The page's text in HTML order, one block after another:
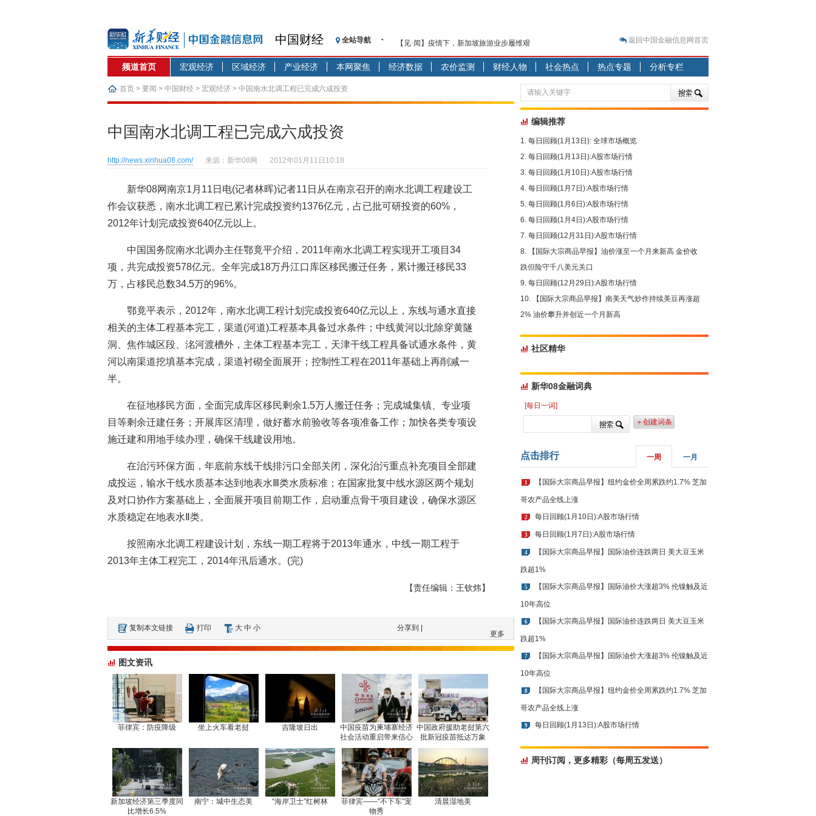
中国财经 全站导航
【见·闻】疫情下，新加坡旅游业步履维艰
记者手记：疫情下的香港零售业如何浴火重生？
【见·闻】疫情下一家香港传统零售商的转型突围之旅
济安金信：中国基金市场数据分析周报（2020. 07.27—2020.07.31）
【新华财经调查】同业存单、结构性存款玩起“跷跷板” 结构性失衡藏
沥青期货连续两日涨逾3% 沪银及两粕涨势喜人
恒生聚源：北斗收官之星发射成功，全产业链解析
返回中国金融信息网首页
频道首页 宏观经济 区域经济 产业经济 本网聚焦 经济数据 农价监测 财经人物 社会热点 热点专题 分析专栏
首页 > 要闻 > 中国财经 > 宏观经济 > 中国南水北调工程已完成六成投资
中国南水北调工程已完成六成投资
http://news.xinhua08.com/ 来源：新华08网 2012年01月11日10:18
新华08网南京1月11日电(记者林晖)记者11日从在南京召开的南水北调工程建设工
作会议获悉，南水北调工程已累计完成投资约1376亿元，占已批可研投资的60%，
2012年计划完成投资640亿元以上。
中国国务院南水北调办主任鄂竟平介绍，2011年南水北调工程实现开工项目34
项，共完成投资578亿元。全年完成18万丹江口库区移民搬迁任务，累计搬迁移民33
万，占移民总数34.5万的96%。
鄂竟平表示，2012年，南水北调工程计划完成投资640亿元以上，东线与通水直接
相关的主体工程基本完工，渠道(河道)工程基本具备过水条件；中线黄河以北除穿黄隧
洞、焦作城区段、洺河渡槽外，主体工程基本完工，天津干线工程具备试通水条件，黄
河以南渠道挖填基本完成，渠道衬砌全面展开；控制性工程在2011年基础上再削减一
半。
在征地移民方面，全面完成库区移民剩余1.5万人搬迁任务；完成城集镇、专业项
目等剩余迁建任务；开展库区清理，做好蓄水前验收等各项准备工作；加快各类专项设
施迁建和用地手续办理，确保干线建设用地。
在治污环保方面，年底前东线干线排污口全部关闭，深化治污重点补充项目全部建
成投运，输水干线水质基本达到地表水Ⅲ类水质标准；在国家批复中线水源区两个规划
及对口协作方案基础上，全面展开项目前期工作，启动重点骨干项目建设，确保水源区
水质稳定在地表水Ⅱ类。
按照南水北调工程建设计划，东线一期工程将于2013年通水，中线一期工程于
2013年主体工程完工，2014年汛后通水。(完)
【责任编辑：王钦炜】
复制本文链接 打印 大 中 小 分享到 |
更多
图文资讯
菲律宾：防疫降级 坐上火车看老挝 吉隆坡日出
中国疫苗为柬埔寨经济
社会活动重启带来信心
中国政府援助老挝第六
批新冠疫苗抵达万象
新加坡经济第三季度同
比增长6.5%
南宁：城中生态美 “海岸卫士”红树林
菲律宾——“不下车”宠
物秀
清晨湿地美
编辑推荐
每日回顾(1月13日): 全球市场概览
每日回顾(1月13日):A股市场行情
每日回顾(1月10日):A股市场行情
每日回顾(1月7日):A股市场行情
每日回顾(1月6日):A股市场行情
每日回顾(1月4日):A股市场行情
每日回顾(12月31日):A股市场行情
【国际大宗商品早报】油价涨至一个月来新高 金价收
跌但险守千八美元关口
每日回顾(12月29日):A股市场行情
【国际大宗商品早报】南美天气炒作持续美豆再涨超
2% 油价攀升并创近一个月新高
社区精华
新华08金融词典
[每日一词]
＋创建词条
点击排行 一周 一月
1 【国际大宗商品早报】纽约金价全周累跌约1.7% 芝加
哥农产品全线上涨
2 每日回顾(1月10日):A股市场行情
3 每日回顾(1月7日):A股市场行情
4 【国际大宗商品早报】国际油价连跌两日 美大豆玉米
跌超1%
5 【国际大宗商品早报】国际油价大涨超3% 伦镍触及近
10年高位
6 【国际大宗商品早报】国际油价连跌两日 美大豆玉米
跌超1%
7 【国际大宗商品早报】国际油价大涨超3% 伦镍触及近
10年高位
8 【国际大宗商品早报】纽约金价全周累跌约1.7% 芝加
哥农产品全线上涨
9 每日回顾(1月13日):A股市场行情
周刊订阅，更多精彩（每周五发送）